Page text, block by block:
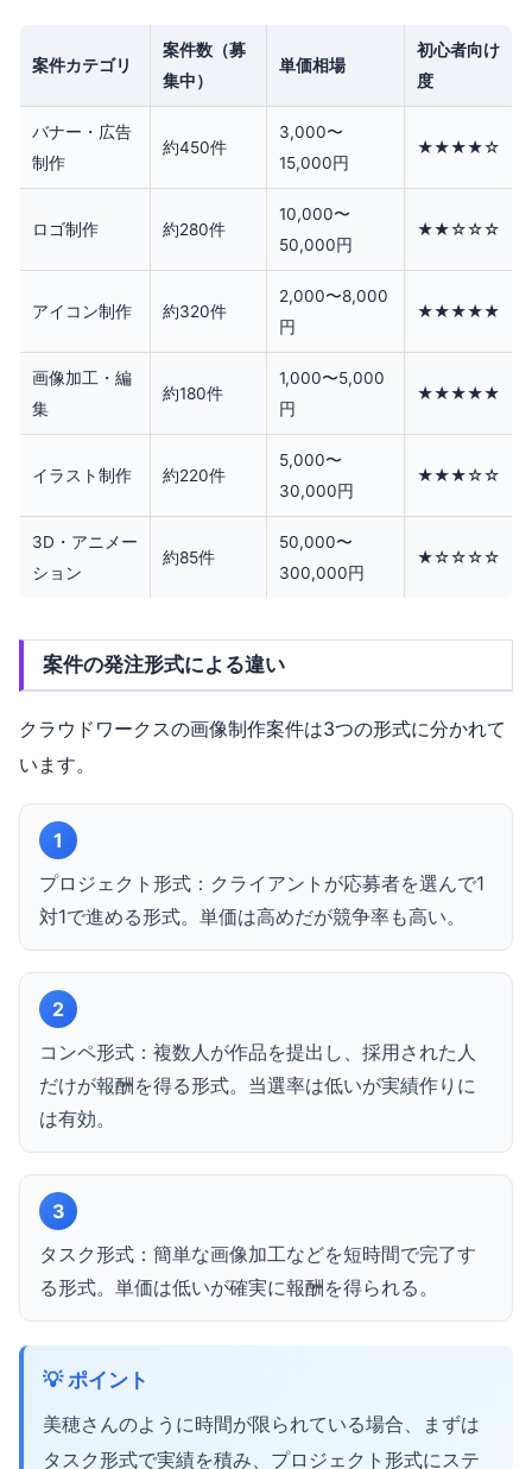
案件カテゴリ
案件数（募
集中）
単価相場
初心者向け
度
バナー・広告
制作
約450件
3,000〜
15,000円
★★★★☆
ロゴ制作 約280件
10,000〜
50,000円
★★☆☆☆
アイコン制作 約320件
2,000〜8,000
円
★★★★★
画像加工・編
集
約180件
1,000〜5,000
円
★★★★★
イラスト制作 約220件
5,000〜
30,000円
★★★☆☆
3D・アニメー
ション
約85件
50,000〜
300,000円
★☆☆☆☆
案件の発注形式による違い
クラウドワークスの画像制作案件は3つの形式に分かれて
います。
1
プロジェクト形式：クライアントが応募者を選んで1
対1で進める形式。単価は高めだが競争率も高い。
2
コンペ形式：複数人が作品を提出し、採用された人
だけが報酬を得る形式。当選率は低いが実績作りに
は有効。
3
タスク形式：簡単な画像加工などを短時間で完了す
る形式。単価は低いが確実に報酬を得られる。
💡 ポイント
美穂さんのように時間が限られている場合、まずは
タスク形式で実績を積み、プロジェクト形式にステ